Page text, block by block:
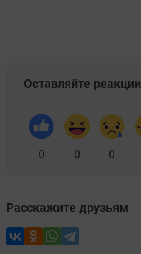
Оставляйте реакции
0 0 0
Расскажите друзьям